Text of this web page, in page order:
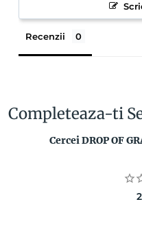
Recenzii
Completeaza-ti
Cercei DROP OF